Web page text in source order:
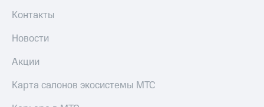
Контакты
Новости
Акции
Карта салонов экосистемы МТС